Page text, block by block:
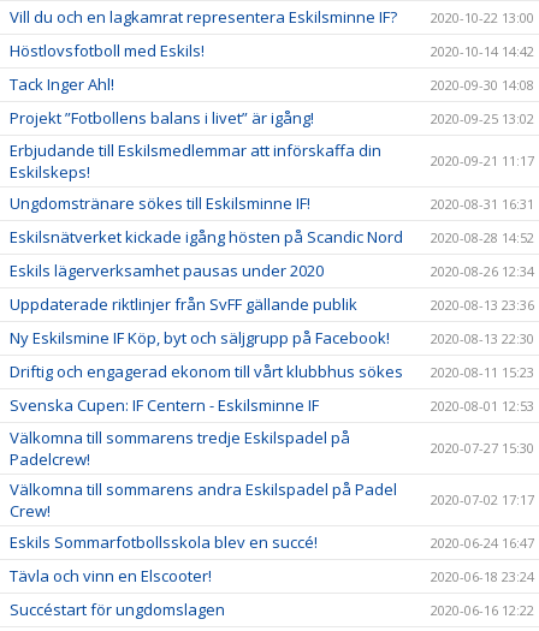
Vill du och en lagkamrat representera Eskilsminne IF? 2020-10-22 13:00
Höstlovsfotboll med Eskils! 2020-10-14 14:42
Tack Inger Ahl! 2020-09-30 14:08
Projekt ”Fotbollens balans i livet” är igång! 2020-09-25 13:02
Erbjudande till Eskilsmedlemmar att införskaffa din
Eskilskeps!
2020-09-21 11:17
Ungdomstränare sökes till Eskilsminne IF! 2020-08-31 16:31
Eskilsnätverket kickade igång hösten på Scandic Nord 2020-08-28 14:52
Eskils lägerverksamhet pausas under 2020 2020-08-26 12:34
Uppdaterade riktlinjer från SvFF gällande publik 2020-08-13 23:36
Ny Eskilsmine IF Köp, byt och säljgrupp på Facebook! 2020-08-13 22:30
Driftig och engagerad ekonom till vårt klubbhus sökes 2020-08-11 15:23
Svenska Cupen: IF Centern - Eskilsminne IF 2020-08-01 12:53
Välkomna till sommarens tredje Eskilspadel på
Padelcrew!
2020-07-27 15:30
Välkomna till sommarens andra Eskilspadel på Padel
Crew!
2020-07-02 17:17
Eskils Sommarfotbollsskola blev en succé! 2020-06-24 16:47
Tävla och vinn en Elscooter! 2020-06-18 23:24
Succéstart för ungdomslagen 2020-06-16 12:22